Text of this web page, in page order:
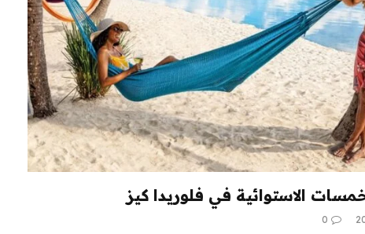
الاستوائية في فلوريدا كيز
0